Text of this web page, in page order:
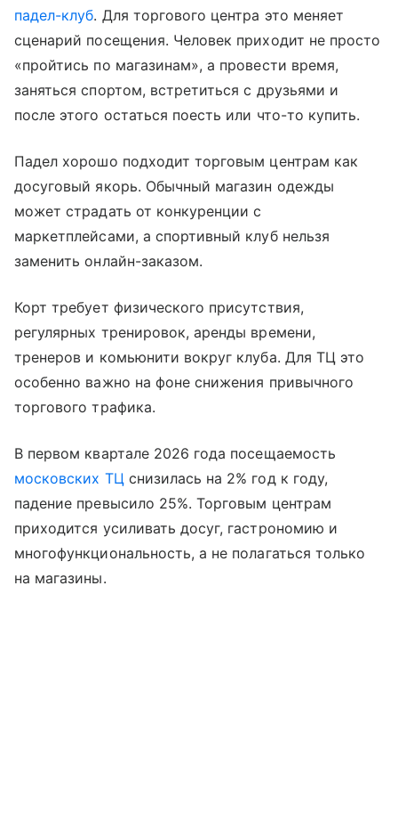
падел-клуб. Для торгового центра это меняет
сценарий посещения. Человек приходит не просто
«пройтись по магазинам», а провести время,
заняться спортом, встретиться с друзьями и
после этого остаться поесть или что-то купить.
Падел хорошо подходит торговым центрам как
досуговый якорь. Обычный магазин одежды
может страдать от конкуренции с
маркетплейсами, а спортивный клуб нельзя
заменить онлайн-заказом.
Корт требует физического присутствия,
регулярных тренировок, аренды времени,
тренеров и комьюнити вокруг клуба. Для ТЦ это
особенно важно на фоне снижения привычного
торгового трафика.
В первом квартале 2026 года посещаемость
московских ТЦ снизилась на 2% год к году,
падение превысило 25%. Торговым центрам
приходится усиливать досуг, гастрономию и
многофункциональность, а не полагаться только
на магазины.